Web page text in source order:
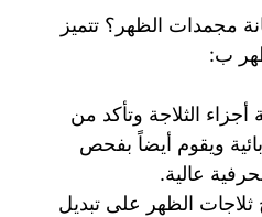
مجمدات الظهر؟ تتميز
ب:
أجزاء الثلاجة وتأكد من
ويقوم أيضاً بفحص
عالية.
الظهر على تبديل